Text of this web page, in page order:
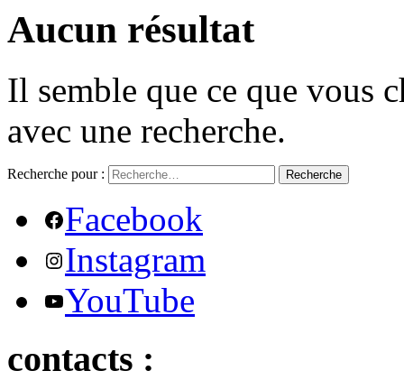
Aucun résultat
Il semble que ce que vous
avec une recherche.
Recherche pour : Recherche
Facebook
Instagram
YouTube
contacts :